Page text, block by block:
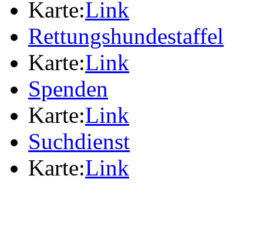
Karte:Link
Rettungshundestaffel
Karte:Link
Spenden
Karte:Link
Suchdienst
Karte:Link